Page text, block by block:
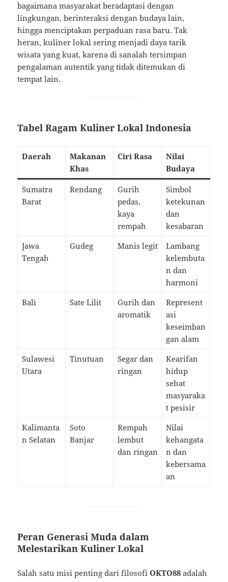
bagaimana masyarakat beradaptasi dengan
lingkungan, berinteraksi dengan budaya lain,
hingga menciptakan perpaduan rasa baru. Tak
heran, kuliner lokal sering menjadi daya tarik
wisata yang kuat, karena di sanalah tersimpan
pengalaman autentik yang tidak ditemukan di
tempat lain.
Tabel Ragam Kuliner Lokal Indonesia
Daerah
Makanan
Khas
Ciri Rasa
Nilai
Budaya
Sumatra
Barat
Rendang
Gurih
pedas,
kaya
rempah
Simbol
ketekunan
dan
kesabaran
Jawa
Tengah
Gudeg Manis legit
Lambang
kelembuta
n dan
harmoni
Bali
Sate Lilit
Gurih dan
aromatik
Represent
asi
keseimban
gan alam
Sulawesi
Utara
Tinutuan
Segar dan
ringan
Kearifan
hidup
sehat
masyaraka
t pesisir
Kalimanta
n Selatan
Soto
Banjar
Rempah
lembut
dan ringan
Nilai
kehangata
n dan
kebersama
an
Peran Generasi Muda dalam
Melestarikan Kuliner Lokal
Salah satu misi penting dari filosofiOKTO88 adalah